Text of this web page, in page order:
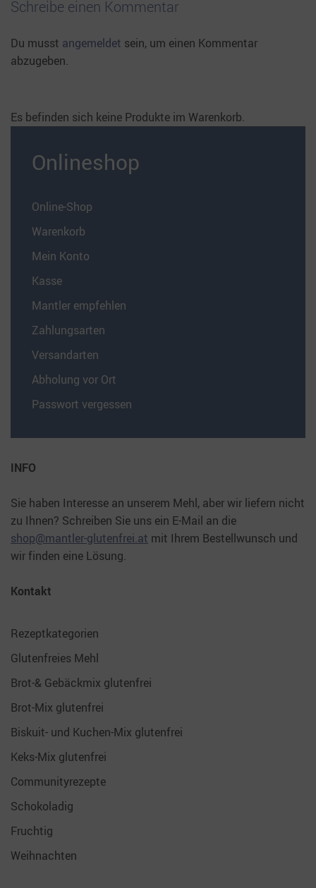
Schreibe einen Kommentar
Du musst angemeldet sein, um einen Kommentar
abzugeben.
Es befinden sich keine Produkte im Warenkorb.
Onlineshop
Online-Shop
Warenkorb
Mein Konto
Kasse
Mantler empfehlen
Zahlungsarten
Versandarten
Abholung vor Ort
Passwort vergessen
INFO
Sie haben Interesse an unserem Mehl, aber wir liefern nicht
zu Ihnen? Schreiben Sie uns ein E-Mail an die
shop@mantler-glutenfrei.at mit Ihrem Bestellwunsch und
wir finden eine Lösung.
Kontakt
Rezeptkategorien
Glutenfreies Mehl
Brot-& Gebäckmix glutenfrei
Brot-Mix glutenfrei
Biskuit- und Kuchen-Mix glutenfrei
Keks-Mix glutenfrei
Communityrezepte
Schokoladig
Fruchtig
Weihnachten